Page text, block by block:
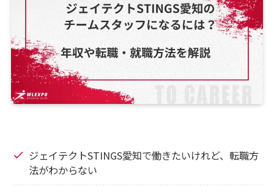
ジェイテクトSTINGS愛知で働きたいけれど、転職方
法がわからない